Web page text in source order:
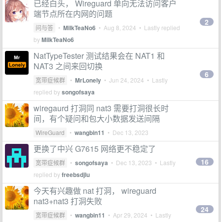
已经白头， Wireguard 单向无法访问客户
端节点所在内网的问题
问与答 • MilkTeaNo6 • Aug 8, 2024 • Lastly replied
byMilkTeaNo6
2
NatTypeTester 测试结果会在 NAT1 和
NAT3 之间来回切换
宽带症候群 • MrLonely • Jun 24, 2024 • Lastly
replied bysongofsaya
6
wiregaurd 打洞同 nat3 需要打洞很长时
间，有个疑问和包大小数据发送间隔
WireGuard • wangbin11 • Dec 13, 2023
更换了中兴 G7615 网络更不稳定了
宽带症候群 • songofsaya • Dec 13, 2023 • Lastly
replied byfreebsdjlu
16
今天有兴趣做 nat 打洞， wireguard
nat3+nat3 打洞失败
宽带症候群 • wangbin11 • Apr 29, 2024 • Lastly
24